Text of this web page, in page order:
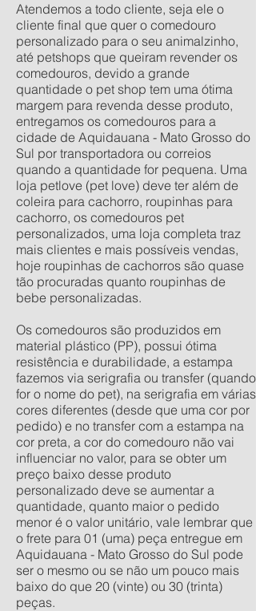
Atendemos a todo cliente, seja ele o
cliente final que quer o comedouro
personalizado para o seu animalzinho,
até petshops que queiram revender os
comedouros, devido a grande
quantidade o pet shop tem uma ótima
margem para revenda desse produto,
entregamos os comedouros para a
cidade de Aquidauana - Mato Grosso do
Sul por transportadora ou correios
quando a quantidade for pequena. Uma
loja petlove (pet love) deve ter além de
coleira para cachorro, roupinhas para
cachorro, os comedouros pet
personalizados, uma loja completa traz
mais clientes e mais possíveis vendas,
hoje roupinhas de cachorros são quase
tão procuradas quanto roupinhas de
bebe personalizadas.
Os comedouros são produzidos em
material plástico (PP), possui ótima
resistência e durabilidade, a estampa
fazemos via serigrafia ou transfer (quando
for o nome do pet), na serigrafia em várias
cores diferentes (desde que uma cor por
pedido) e no transfer com a estampa na
cor preta, a cor do comedouro não vai
influenciar no valor, para se obter um
preço baixo desse produto
personalizado deve se aumentar a
quantidade, quanto maior o pedido
menor é o valor unitário, vale lembrar que
o frete para 01 (uma) peça entregue em
Aquidauana - Mato Grosso do Sul pode
ser o mesmo ou se não um pouco mais
baixo do que 20 (vinte) ou 30 (trinta)
peças.